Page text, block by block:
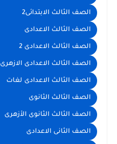
الصف الثالث الابتدائى2
الصف الثالث الاعدادى
الصف الثالث الاعدادى 2
الصف الثالث الاعدادى الازهرى
الصف الثالث الاعدادى لغات
الصف الثالث الثانوى
الصف الثالث الثانوى الأزهرى
الصف الثانى الاعدادى